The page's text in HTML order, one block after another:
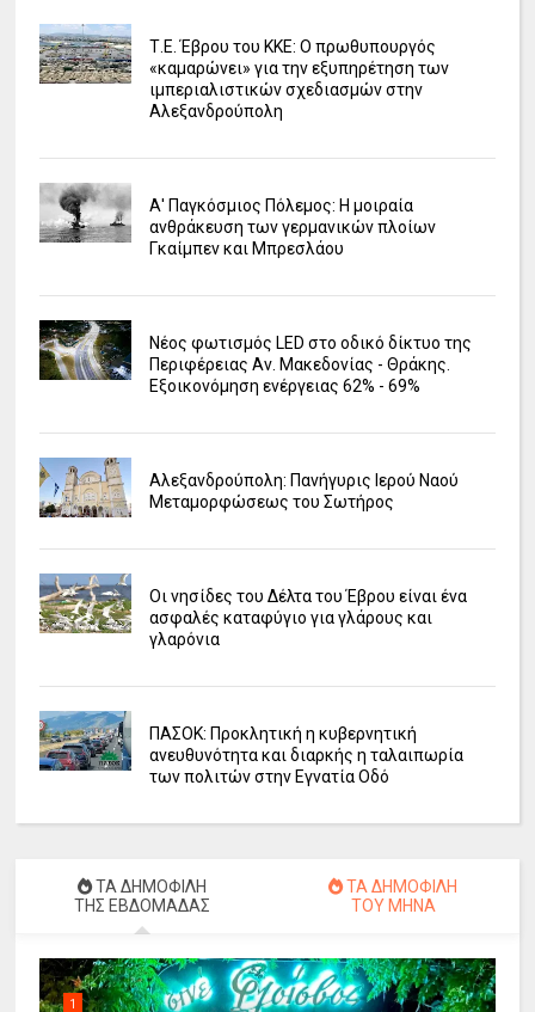
Τ.Ε. Έβρου του ΚΚΕ: Ο πρωθυπουργός
«καμαρώνει» για την εξυπηρέτηση των
ιμπεριαλιστικών σχεδιασμών στην
Αλεξανδρούπολη
Α' Παγκόσμιος Πόλεμος: Η μοιραία
ανθράκευση των γερμανικών πλοίων
Γκαίμπεν και Μπρεσλάου
Νέος φωτισμός LED στο οδικό δίκτυο της
Περιφέρειας Αν. Μακεδονίας - Θράκης.
Εξοικονόμηση ενέργειας 62% - 69%
Αλεξανδρούπολη: Πανήγυρις Ιερού Ναού
Μεταμορφώσεως του Σωτήρος
Οι νησίδες του Δέλτα του Έβρου είναι ένα
ασφαλές καταφύγιο για γλάρους και
γλαρόνια
ΠΑΣΟΚ: Προκλητική η κυβερνητική
ανευθυνότητα και διαρκής η ταλαιπωρία
των πολιτών στην Εγνατία Οδό
ΤΑ ΔΗΜΟΦΙΛΗ
ΤΗΣ ΕΒΔΟΜΑΔΑΣ
ΤΑ ΔΗΜΟΦΙΛΗ
ΤΟΥ ΜΗΝΑ
1